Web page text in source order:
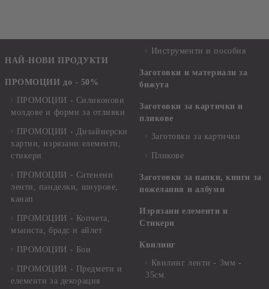
НАЙ-НОВИ ПРОДУКТИ
ПРОМОЦИИ до - 50%
ПРОМОЦИИ - Силиконови
молдове и форми за отливки
ПРОМОЦИИ - Дизайнерски
хартии, изрязани елементи,
стикери
ПРОМОЦИИ - Сатенени
ленти, панделки, шнурове,
канап
ПРОМОЦИИ - Копчета,
мъниста, брадс и айлет
ПРОМОЦИИ - Бои
ПРОМОЦИИ - Предмети и
елементи за декорация
Инструменти и пособия
Заготовки и материали за
бижута
Заготовки за картички и
пликове
Заготовки за картички
Пликове
Заготовки за папки, книги за
пожелания и албуми
Изрязани елементи и
Стикери
Квилинг
Квилинг ленти - 3мм -
35см.